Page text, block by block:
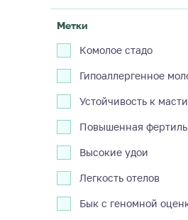
Метки
Комолое стадо
Гипоаллергенное
Устойчивость к
Повышенная
Высокие удои
Легкость отелов
Бык с геномной